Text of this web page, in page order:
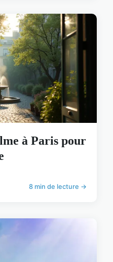
à Paris pour
8 min de lecture →